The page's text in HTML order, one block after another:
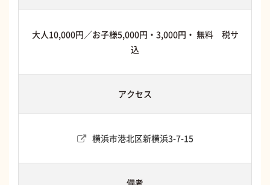
大人10,000円／お子様5,000円・3,000円・ 無料 税サ
込
アクセス
横浜市港北区新横浜3-7-15